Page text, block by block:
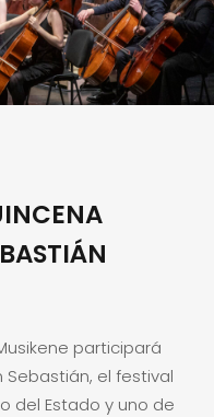
participará
Sebastián, el festival
del Estado y uno de